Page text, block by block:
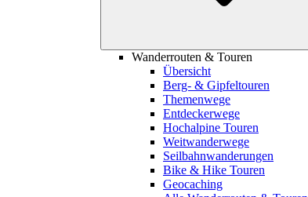
Wanderrouten & Touren
Übersicht
Berg- & Gipfeltouren
Themenwege
Entdeckerwege
Hochalpine Touren
Weitwanderwege
Seilbahnwanderungen
Bike & Hike Touren
Geocaching